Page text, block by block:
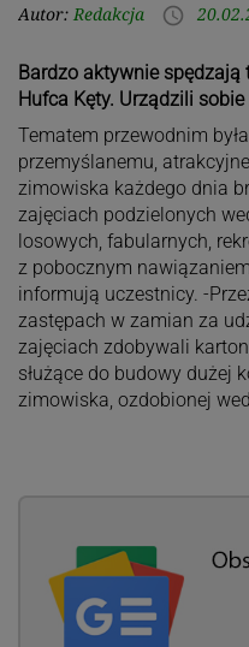
Autor: Redakcja access_time
Bardzo aktywnie spędzają
Hufca Kęty. Urządzili
Tematem przewodnim
przemyślanemu,
zimowiska każdego dnia
zajęciach podzielonych
losowych, fabularnych,
z pobocznym
informują uczestnicy. -
zastępach w zamian za
zajęciach zdobywali
służące do budowy dużej
zimowiska, ozdobionej